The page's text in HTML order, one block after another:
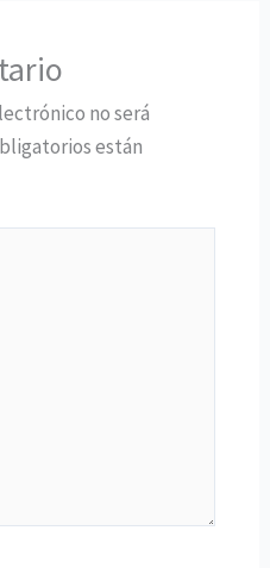
no será
están